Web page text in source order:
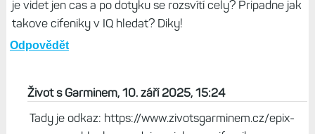
To by byla i moje volba. Ale takové
hodinky už nejsou. Aktuálně požadavky
Odpovědět